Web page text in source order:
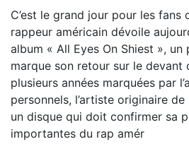
C’est le grand jour pour les fans
rappeur américain dévoile
album « All Eyes On Shiest »,
marque son retour sur le devant
plusieurs années marquées par
personnels, l’artiste originaire
un disque qui doit confirmer sa
importantes du rap amér